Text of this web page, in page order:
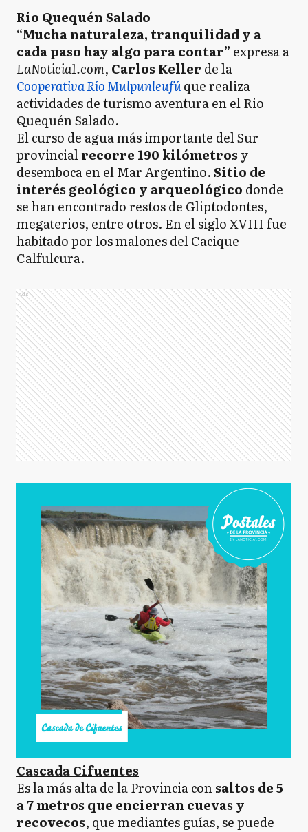
Rio Quequén Salado
“Mucha naturaleza, tranquilidad y a
cada paso hay algo para contar” expresa a
LaNoticia1.com, Carlos Keller de la
Cooperativa Río Mulpunleufúque realiza
actividades de turismo aventura en el Rio
Quequén Salado.
El curso de agua más importante del Sur
provincialrecorre 190 kilómetros y
desemboca en el Mar Argentino.Sitio de
interés geológico y arqueológico donde
se han encontrado restos de Gliptodontes,
megaterios, entre otros. En el siglo XVIII fue
habitado por los malones del Cacique
Calfulcura.
Ads
Cascada Cifuentes
Es la más alta de la Provincia consaltos de 5
a 7 metros que encierran cuevas y
recovecos, que mediantes guías, se puede